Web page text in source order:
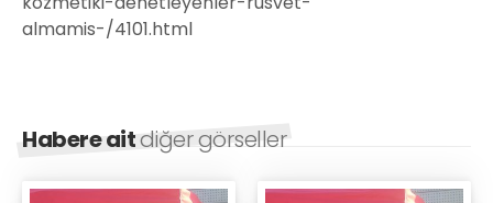
almamis-/4101.html
Habere aitdiğer görseller